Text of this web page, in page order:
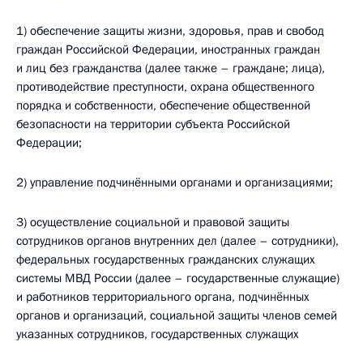
1) обеспечение защиты жизни, здоровья, прав и свобод
граждан Российской Федерации, иностранных граждан
и лиц без гражданства (далее также – граждане; лица),
противодействие преступности, охрана общественного
порядка и собственности, обеспечение общественной
безопасности на территории субъекта Российской
Федерации;
2) управление подчинёнными органами и организациями;
3) осуществление социальной и правовой защиты
сотрудников органов внутренних дел (далее – сотрудники),
федеральных государственных гражданских служащих
системы МВД России (далее – государственные служащие)
и работников территориального органа, подчинённых
органов и организаций, социальной защиты членов семей
указанных сотрудников, государственных служащих